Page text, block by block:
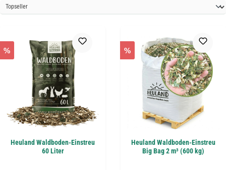
%
Heuland Waldboden-Einstreu
60 Liter
%
Heuland Waldboden-Einstreu
Big Bag 2 m³ (600 kg)